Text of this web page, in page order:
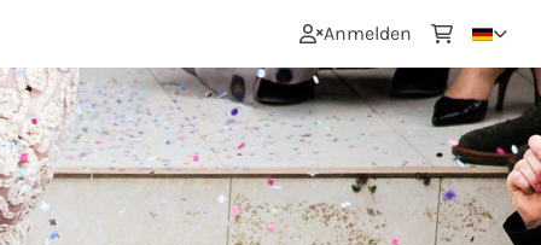
Anmelden